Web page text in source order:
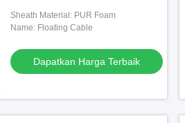
Sheath Material: PUR Foam
Name: Floating Cable
Dapatkan Harga Terbaik